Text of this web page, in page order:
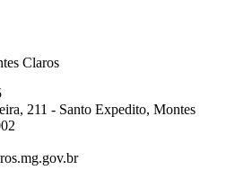
Claros
211 - Santo Expedito, Montes